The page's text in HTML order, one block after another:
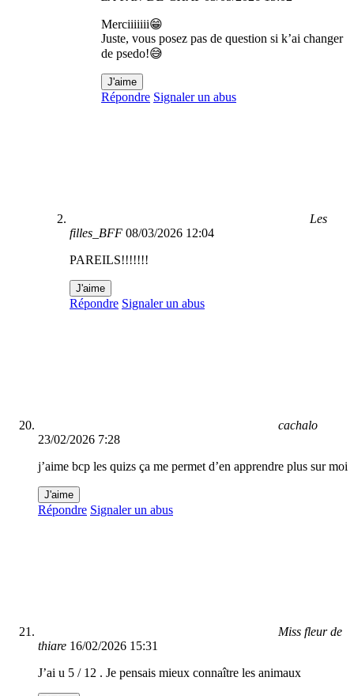
Merciiiiiii😁
Juste, vous posez pas de question si k’ai changer
de psedo!😅
J'aime
Répondre Signaler un abus
Les
filles_BFF 08/03/2026 12:04
PAREILS!!!!!!!
J'aime
Répondre Signaler un abus
cachalo
23/02/2026 7:28
j’aime bcp les quizs ça me permet d’en apprendre plus sur moi
J'aime
Répondre Signaler un abus
Miss fleur de
thiare 16/02/2026 15:31
J’ai u 5 / 12 . Je pensais mieux connaître les animaux